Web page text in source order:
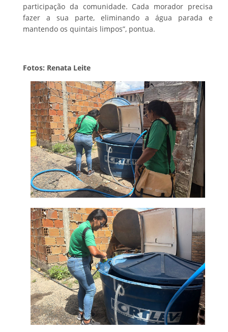
participação da comunidade. Cada morador precisa
fazer a sua parte, eliminando a água parada e
mantendo os quintais limpos”, pontua.
Fotos: Renata Leite